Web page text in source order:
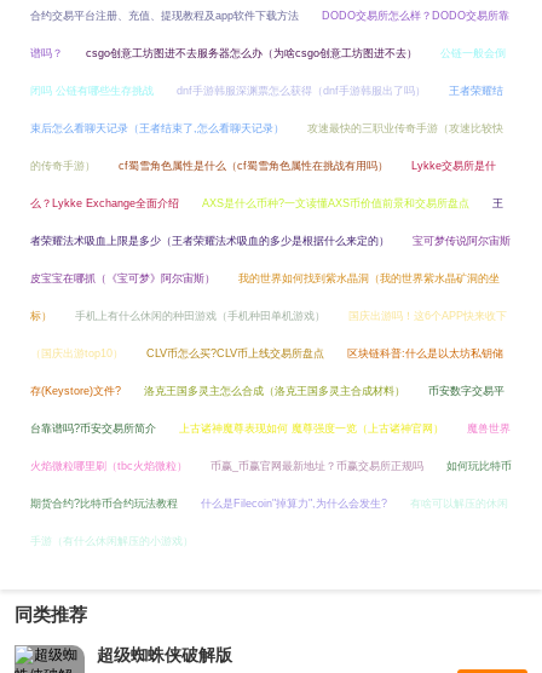
合约交易平台注册、充值、提现教程及app软件下载方法 DODO交易所怎么样？DODO交易所靠
谱吗？ csgo创意工坊图进不去服务器怎么办（为啥csgo创意工坊图进不去） 公链一般会倒
闭吗 公链有哪些生存挑战 dnf手游韩服深渊票怎么获得（dnf手游韩服出了吗） 王者荣耀结
束后怎么看聊天记录（王者结束了,怎么看聊天记录） 攻速最快的三职业传奇手游（攻速比较快
的传奇手游） cf蜀雪角色属性是什么（cf蜀雪角色属性在挑战有用吗） Lykke交易所是什
么？Lykke Exchange全面介绍 AXS是什么币种?一文读懂AXS币价值前景和交易所盘点 王
者荣耀法术吸血上限是多少（王者荣耀法术吸血的多少是根据什么来定的） 宝可梦传说阿尔宙斯
皮宝宝在哪抓（《宝可梦》阿尔宙斯） 我的世界如何找到紫水晶洞（我的世界紫水晶矿洞的坐
标） 手机上有什么休闲的种田游戏（手机种田单机游戏） 国庆出游吗！这6个APP快来收下
（国庆出游top10） CLV币怎么买?CLV币上线交易所盘点 区块链科普:什么是以太坊私钥储
存(Keystore)文件? 洛克王国多灵主怎么合成（洛克王国多灵主合成材料） 币安数字交易平
台靠谱吗?币安交易所简介 上古诸神魔尊表现如何 魔尊强度一览（上古诸神官网） 魔兽世界
火焰微粒哪里刷（tbc火焰微粒） 币赢_币赢官网最新地址？币赢交易所正规吗 如何玩比特币
期货合约?比特币合约玩法教程 什么是Filecoin"掉算力",为什么会发生? 有啥可以解压的休闲
手游（有什么休闲解压的小游戏）
同类推荐
超级蜘蛛侠破解版